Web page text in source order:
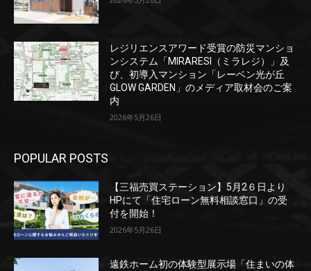
レジリエンスアワード受賞の防災マンショ
ンシステム「MIRARESI（ミラレジ）」及
び、初導入マンション「レーベン光が丘
GLOW GARDEN」のメディア取材会のご案
内
2026年5月26日
POPULAR POSTS
【三福売買ステーション】5月2６日より
HPにて「住宅ローン無料相談窓口」の受
付を開始！
2026年5月26日
遠鉄ホーム初の体験型展示場「住まいの体